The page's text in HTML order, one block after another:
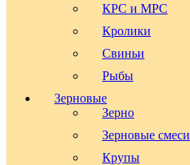
КРС и МРС
Кролики
Свиньи
Рыбы
Зерновые
Зерно
Зерновые смеси
Крупы